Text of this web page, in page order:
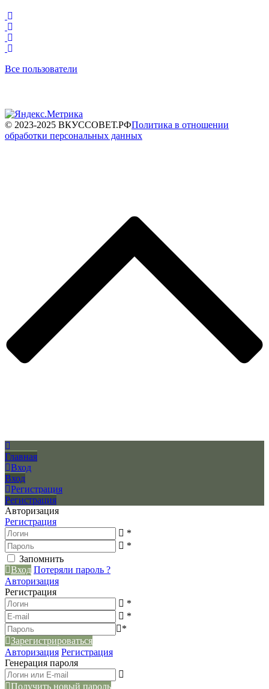
Все пользователи
© 2023-2025 ВКУССОВЕТ.РФПолитика в отношении
обработки персональных данных
Главная
Вход
Вход
Регистрация
Регистрация
Авторизация
Регистрация
*
*
Запомнить
Вход Потеряли пароль ?
Авторизация
Регистрация
*
*
*
Зарегистрироваться
Авторизация Регистрация
Генерация пароля
Получить новый пароль